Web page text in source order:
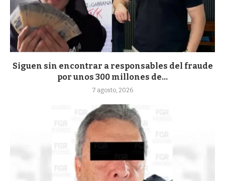
Siguen sin encontrar a responsables del fraude
por unos 300 millones de...
7 agosto, 2026